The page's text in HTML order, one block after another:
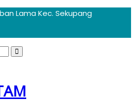
Lama Kec. Sekupang
Search